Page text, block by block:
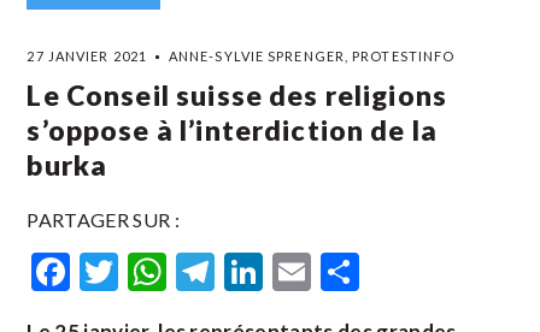
27 JANVIER 2021 ANNE-SYLVIE SPRENGER, PROTESTINFO
Le Conseil suisse des religions
s’oppose à l’interdiction de la
burka
PARTAGER SUR :
Facebook
Twitter
WhatsApp
Telegram
LinkedIn
Email